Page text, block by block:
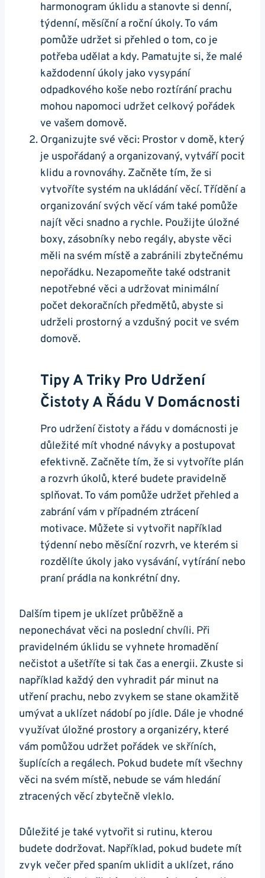
harmonogram úklidu a stanovte si denní,
týdenní, měsíční a roční úkoly. To vám
pomůže udržet si přehled o tom, co je
potřeba udělat a kdy. Pamatujte si, že malé
každodenní úkoly jako vysypání
odpadkového koše nebo roztírání prachu
mohou napomoci udržet celkový pořádek
ve vašem domově.
Organizujte své věci: Prostor v domě, který
je uspořádaný a organizovaný, vytváří pocit
klidu a rovnováhy. Začněte tím, že si
vytvoříte systém na ukládání věcí. Třídění a
organizování svých věcí vám také pomůže
najít věci snadno a rychle. Použijte úložné
boxy, zásobníky nebo regály, abyste věci
měli na svém místě a zabránili zbytečnému
nepořádku. Nezapomeňte také odstranit
nepotřebné věci a udržovat minimální
počet dekoračních předmětů, abyste si
udrželi prostorný a vzdušný pocit ve svém
domově.
Tipy A Triky Pro Udržení
Čistoty A Řádu V Domácnosti
Pro udržení čistoty a řádu v domácnosti je
důležité mít vhodné návyky a postupovat
efektivně. Začněte tím, že si vytvoříte plán
a rozvrh úkolů, které budete pravidelně
splňovat. To vám pomůže udržet přehled a
zabrání vám v případném ztrácení
motivace. Můžete si vytvořit například
týdenní nebo měsíční rozvrh, ve kterém si
rozdělíte úkoly jako vysávání, vytírání nebo
praní prádla na konkrétní dny.
Dalším tipem je uklízet průběžně a
neponechávat věci na poslední chvíli. Při
pravidelném úklidu se vyhnete hromadění
nečistot a ušetříte si tak čas a energii. Zkuste si
například každý den vyhradit pár minut na
utření prachu, nebo zvykem se stane okamžitě
umývat a uklízet nádobí po jídle. Dále je vhodné
využívat úložné prostory a organizéry, které
vám pomůžou udržet pořádek ve skříních,
šuplících a regálech. Pokud budete mít všechny
věci na svém místě, nebude se vám hledání
ztracených věcí zbytečně vleklo.
Důležité je také vytvořit si rutinu, kterou
budete dodržovat. Například, pokud budete mít
zvyk večer před spaním uklidit a uklízet, ráno